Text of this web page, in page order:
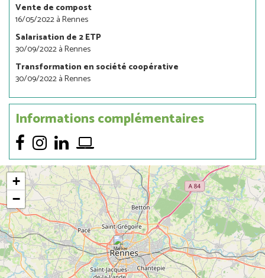
Vente de compost
16/05/2022 à Rennes
Salarisation de 2 ETP
30/09/2022 à Rennes
Transformation en société coopérative
30/09/2022 à Rennes
Informations complémentaires
Lien
externe
Lien
externe
Lien
externeexterne
+
−